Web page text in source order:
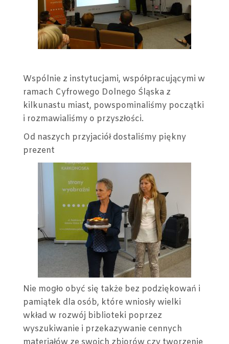
Wspólnie z instytucjami, współpracującymi w
ramach Cyfrowego Dolnego Śląska z
kilkunastu miast, powspominaliśmy początki
i rozmawialiśmy o przyszłości.
Od naszych przyjaciół dostaliśmy piękny
prezent
Nie mogło obyć się także bez podziękowań i
pamiątek dla osób, które wniosły wielki
wkład w rozwój biblioteki poprzez
wyszukiwanie i przekazywanie cennych